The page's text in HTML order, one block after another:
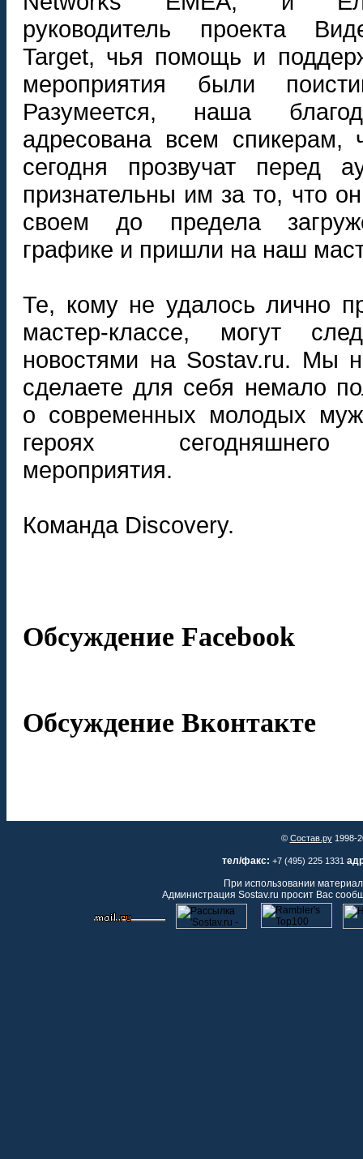
руководитель проекта
Target, чья помощь и
мероприятия были
Разумеется, наша
адресована всем спикерам,
сегодня прозвучат перед
признательны им за то, что
своем до предела
графике и пришли на наш
Те, кому не удалось лично
мастер-классе, могут
новостями на Sostav.ru. Мы
сделаете для себя немало
о современных молодых
героях сегодняшнего
мероприятия.
Команда Discovery.
Обсуждение Facebook
Обсуждение Вконтакте
© Состав.ру1998-
тел/факс: +7 (495) 225 1331
При использовании
Администрация Sostav.ru просит Вас